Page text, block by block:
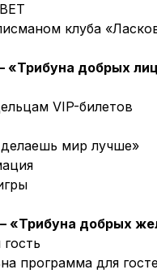
клуба
«Трибуна добрых
VIP-
мир лучше»
«Трибуна добрых
программа